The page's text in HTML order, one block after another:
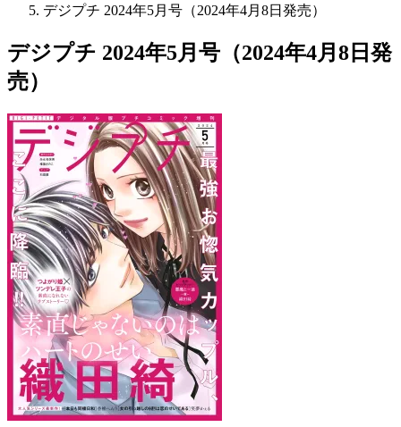
デジプチ 2024年5月号（2024年4月8日発売）
デジプチ 2024年5月号（2024年4月8日発
売）